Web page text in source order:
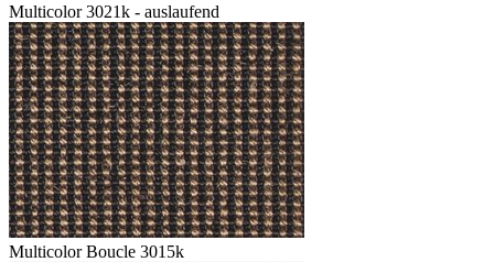
Multicolor 3021k - auslaufend
Multicolor Boucle 3015k